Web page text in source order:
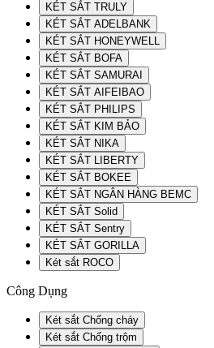
KÉT SẮT TRULY
KÉT SẮT ADELBANK
KÉT SẮT HONEYWELL
KÉT SẮT BOFA
KÉT SẮT SAMURAI
KÉT SẮT AIFEIBAO
KÉT SẮT PHILIPS
KÉT SẮT KIM BẢO
KÉT SẮT NIKA
KÉT SẮT LIBERTY
KÉT SẮT BOKEE
KÉT SẮT NGÂN HÀNG BEMC
KÉT SẮT Solid
KÉT SẮT Sentry
KÉT SẮT GORILLA
Két sắt ROCO
Công Dụng
Két sắt Chống cháy
Két sắt Chống trộm